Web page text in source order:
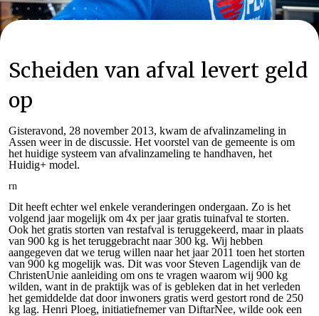
Scheiden van afval levert geld
op
Gisteravond, 28 november 2013, kwam de afvalinzameling in
Assen weer in de discussie. Het voorstel van de gemeente is om
het huidige systeem van afvalinzameling te handhaven, het
Huidig+ model.
rn
Dit heeft echter wel enkele veranderingen ondergaan. Zo is het
volgend jaar mogelijk om 4x per jaar gratis tuinafval te storten.
Ook het gratis storten van restafval is teruggekeerd, maar in plaats
van 900 kg is het teruggebracht naar 300 kg. Wij hebben
aangegeven dat we terug willen naar het jaar 2011 toen het storten
van 900 kg mogelijk was. Dit was voor Steven Lagendijk van de
ChristenUnie aanleiding om ons te vragen waarom wij 900 kg
wilden, want in de praktijk was of is gebleken dat in het verleden
het gemiddelde dat door inwoners gratis werd gestort rond de 250
kg lag. Henri Ploeg, initiatiefnemer van DiftarNee, wilde ook een